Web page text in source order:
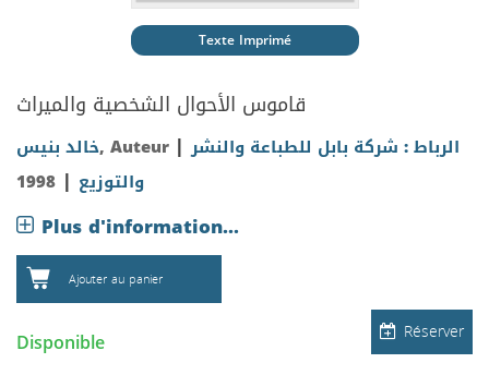
Texte Imprimé
قاموس الأحوال الشخصية والميراث
خالد بنيس, Auteur |الرباط : شركة بابل للطباعة والنشر
والتوزيع |
1998
Plus d'information...
Ajouter au panier
Réserver
Disponible